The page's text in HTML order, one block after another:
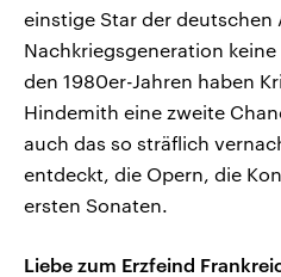
einstige Star der deutschen
Nachkriegsgeneration
den 1980er-Jahren haben
Hindemith eine zweite
auch das so sträflich
entdeckt, die Opern, die
ersten Sonaten.
Liebe zum Erzfeind